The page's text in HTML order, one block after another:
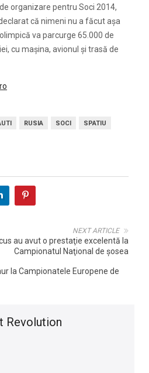
organizare pentru Soci 2014,
că nimeni nu a făcut aşa
va parcurge 65.000 de
cu maşina, avionul şi trasă de
RUSIA SOCI
SPATIU
NEXT ARTICLE
au avut o prestaţie excelentă la
Campionatul Naţional de şosea
la Campionatele Europene de
Revolution